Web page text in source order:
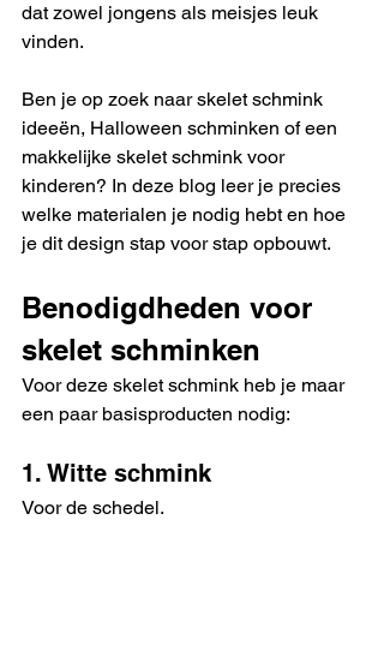
dat zowel jongens als meisjes leuk
vinden.
Ben je op zoek naar skelet schmink
ideeën, Halloween schminken of een
makkelijke skelet schmink voor
kinderen? In deze blog leer je precies
welke materialen je nodig hebt en hoe
je dit design stap voor stap opbouwt.
Benodigdheden voor
skelet schminken
Voor deze skelet schmink heb je maar
een paar basisproducten nodig:
1. Witte schmink
Voor de schedel.